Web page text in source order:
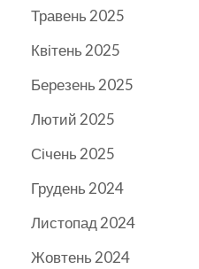
Травень 2025
Квітень 2025
Березень 2025
Лютий 2025
Січень 2025
Грудень 2024
Листопад 2024
Жовтень 2024